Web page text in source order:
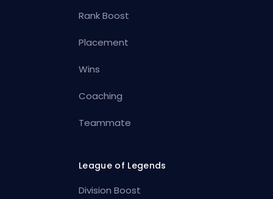
Rank Boost
Placement
Wins
Coaching
Teammate
League of Legends
Division Boost